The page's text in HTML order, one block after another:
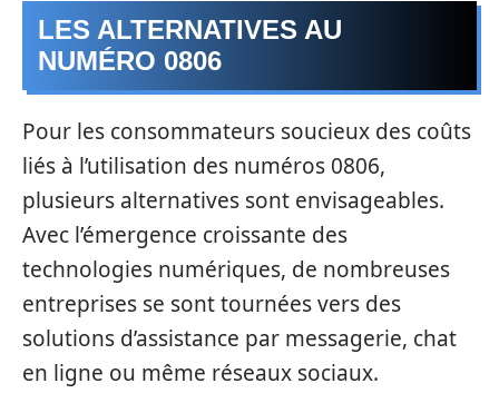
LES ALTERNATIVES AU
NUMÉRO 0806
Pour les consommateurs soucieux des coûts
liés à l’utilisation des numéros 0806,
plusieurs alternatives sont envisageables.
Avec l’émergence croissante des
technologies numériques, de nombreuses
entreprises se sont tournées vers des
solutions d’assistance par messagerie, chat
en ligne ou même réseaux sociaux.